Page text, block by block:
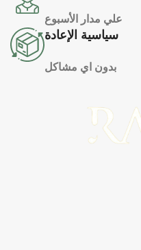
علي مدار الأسبوع
سياسية الإعادة
بدون اي مشاكل